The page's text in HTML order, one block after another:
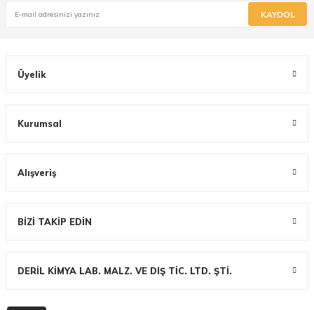
KAYDOL
Üyelik
Kurumsal
Alışveriş
BİZİ TAKİP EDİN
DERİL KİMYA LAB. MALZ. VE DIŞ TİC. LTD. ŞTİ.